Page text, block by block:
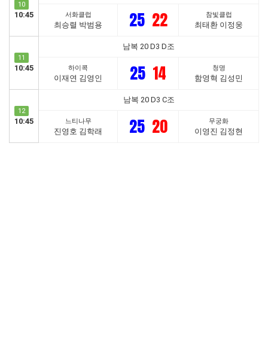
10
10:45 서화클럽
최승렬 박범용 25 22 참빛클럽
최태환 이정웅
11
10:45
남복 20 D3 D조
하이콕
이재연 김영인 25 14 청명
함영혁 김성민
12
10:45
남복 20 D3 C조
느티나무
진영호 김학래 25 20 무궁화
이영진 김정현